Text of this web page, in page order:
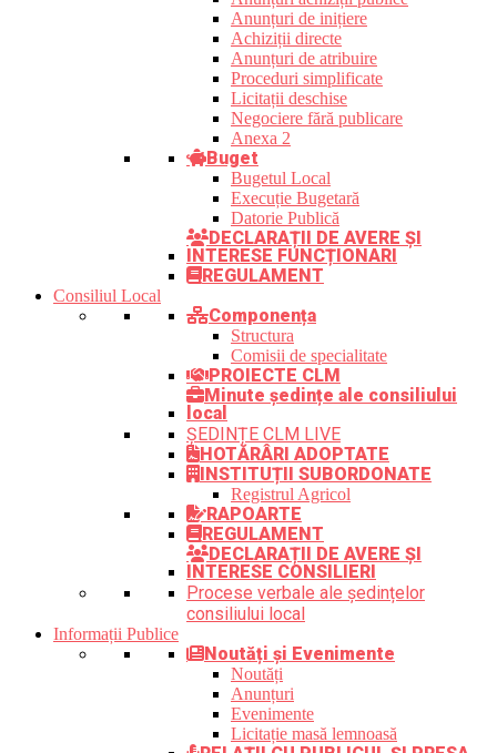
Anunțuri de inițiere
Achiziții directe
Anunțuri de atribuire
Proceduri simplificate
Licitații deschise
Negociere fără publicare
Anexa 2
Buget
Bugetul Local
Execuție Bugetară
Datorie Publică
DECLARAȚII DE AVERE ȘI
INTERESE FUNCȚIONARI
REGULAMENT
Consiliul Local
Componența
Structura
Comisii de specialitate
PROIECTE CLM
Minute ședințe ale consiliului
local
ȘEDINȚE CLM LIVE
HOTĂRÂRI ADOPTATE
INSTITUȚII SUBORDONATE
Registrul Agricol
RAPOARTE
REGULAMENT
DECLARAȚII DE AVERE ȘI
INTERESE CONSILIERI
Procese verbale ale ședințelor
consiliului local
Informații Publice
Noutăți și Evenimente
Noutăți
Anunțuri
Evenimente
Licitație masă lemnoasă